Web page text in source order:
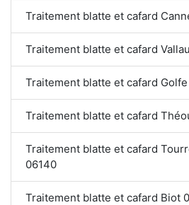
Traitement blatte et cafard
Traitement blatte et cafard
Traitement blatte et cafard
Traitement blatte et cafard
Traitement blatte et cafard
06140
Traitement blatte et cafard Biot